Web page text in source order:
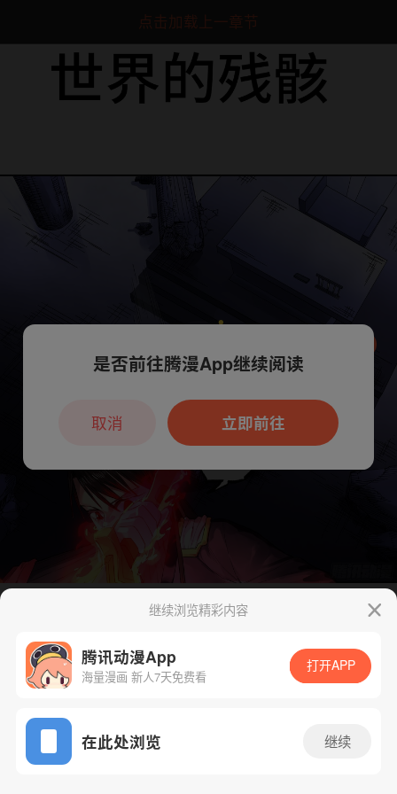
点击加载上一章节
App免费看
继续浏览精彩内容
腾讯动漫App
海量漫画 新人7天免费看
打开APP
在此处浏览 继续
本章节仅支持App阅读，可打开App新用
户7天免费看
是否前往腾漫App继续阅读
立即前往
取消